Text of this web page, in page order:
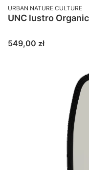
PRODUCENT
URBAN NATURE CULTURE
UNC lustro Organic
Cena
549,00 zł